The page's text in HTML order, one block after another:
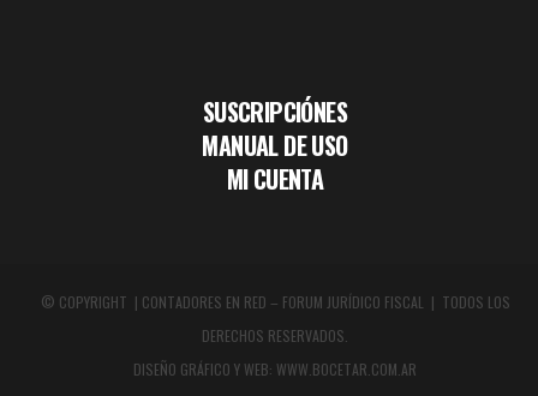
SUSCRIPCIÓNES
MANUAL DE USO
MI CUENTA
© COPYRIGHT | CONTADORES EN RED – FORUM JURÍDICO FISCAL | TODOS LOS
DERECHOS RESERVADOS.
DISEÑO GRÁFICO Y WEB: WWW.BOCETAR.COM.AR